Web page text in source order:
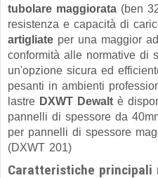
tubolare maggiorata (ben
resistenza e capacità di
artigliate per una maggior
conformità alle normative di
un'opzione sicura ed
pesanti in ambienti
lastre DXWT Dewalt è
pannelli di spessore da
per pannelli di spessore
(DXWT 201)
Caratteristiche principali